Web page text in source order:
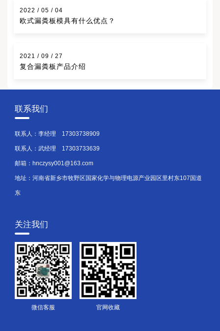
2022 / 05 / 04
欧式漏粪板模具有什么优点？
2021 / 09 / 27
复合漏粪板产品介绍
联系我们
联系人：李经理 17303738909
联系人：武经理 17303733639
邮箱：hnczysy001@163.com
地址：河南省新乡市牧野区国家化学与物理电源产业园区里村东107国道
东
关注我们
微信客服 官网收藏